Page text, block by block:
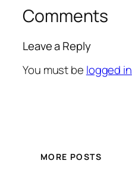
Comments
Leave a Reply
You must be logged in
MORE POSTS